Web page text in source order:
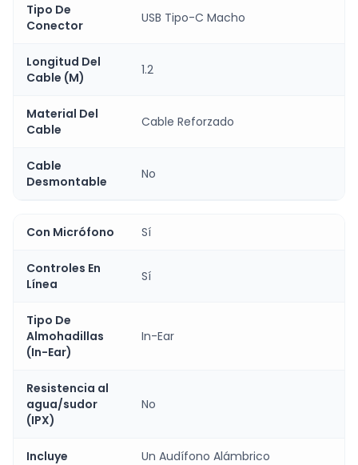
Tipo De
Conector
USB Tipo-C Macho
Longitud Del
Cable (M)
1.2
Material Del
Cable
Cable Reforzado
Cable
Desmontable
No
Con Micrófono Sí
Controles En
Línea
Sí
Tipo De
Almohadillas
(In-Ear)
In-Ear
Resistencia al
agua/sudor
(IPX)
No
Incluye Un Audífono Alámbrico